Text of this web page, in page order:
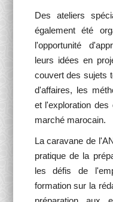
Des ateliers
également été
l'opportunité
leurs idées en
couvert des sujets
d'affaires, les
et l'exploration des
marché marocain.
La caravane de
pratique de la
les défis de
formation sur la